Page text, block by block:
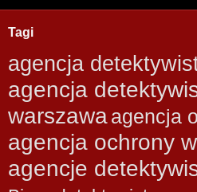
Tagi
agencja
agencja
warszawaagencja
agencja ochrony
agencje